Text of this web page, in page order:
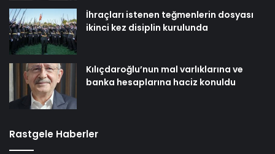
İhraçları istenen teğmenlerin dosyası
ikinci kez disiplin kurulunda
Kılıçdaroğlu’nun mal varlıklarına ve
banka hesaplarına haciz konuldu
Rastgele Haberler